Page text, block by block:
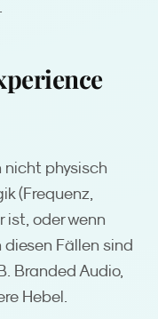
nicht physisch
(Frequenz,
ist, oder wenn
Fällen sind
Branded Audio,
Hebel.